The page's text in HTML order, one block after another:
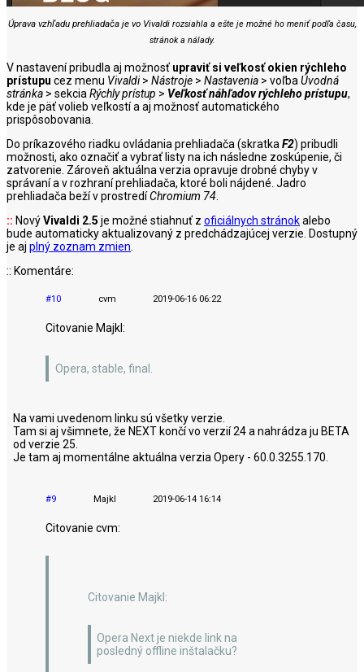
Úprava vzhľadu prehliadača je vo Vivaldi rozsiahla a ešte je možné ho meniť podľa času,
stránok a nálady.
V nastavení pribudla aj možnosť upraviť si veľkosť okien rýchleho
prístupu cez menu Vivaldi> Nástroje > Nastavenia > voľba Úvodná
stránka > sekcia Rýchly prístup > Veľkosť náhľadov rýchleho prístupu,
kde je päť volieb veľkostí a aj možnosť automatického
prispôsobovania.
Do príkazového riadku ovládania prehliadača (skratka F2) pribudli
možnosti, ako označiť a vybrať listy na ich následne zoskúpenie, či
zatvorenie. Zároveň aktuálna verzia opravuje drobné chyby v
správaní a v rozhraní prehliadača, ktoré boli nájdené. Jadro
prehliadača beží v prostredíChromium 74
:: NovýVivaldi 2.5 je možné stiahnuť z oficiálnych stránokalebo
bude automaticky aktualizovaný z predchádzajúcej verzie. Dostupný
je aj plný zoznam zmien
:: Komentáre:
#10 cvm 2019-06-16 06:22
Citovanie Majkl:
Opera, stable, final.
Na vami uvedenom linku sú všetky verzie.
Tam si aj všimnete, že NEXT končí vo verzií 24 a nahrádza ju BETA
od verzie 25.
Je tam aj momentálne aktuálna verzia Opery - 60.0.3255.170.
#9 Majkl 2019-06-14 16:14
Citovanie cvm:
Citovanie Majkl:
Opera Next je niekde link na
posledný offline inštalačku?